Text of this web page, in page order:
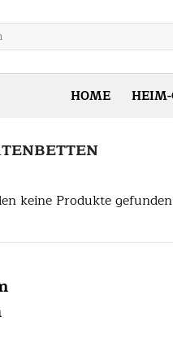
HOME HEIM-
keine Produkte